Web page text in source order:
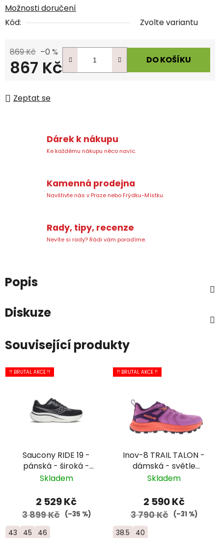
Možnosti doručení
Kód:
Zvolte variantu
869 Kč –0 %
867 Kč DO KOŠÍKU
Zeptat se
Dárek k nákupu
Ke každému nákupu něco navíc.
Kamenná prodejna
Navštivte nás v Praze nebo Frýdku-Místku.
Rady, tipy, recenze
Nevíte si rady? Rádi vám poradíme.
Popis
Diskuze
Související produkty
!! BRUTAL AKCE !!
Saucony RIDE 19 -
pánská - široká -
černá/bílá
Skladem
2 529 Kč
3 899 Kč (–35 %)
43 45 46
!! BRUTAL AKCE !!
Inov-8 TRAIL TALON -
dámská - světle
fialová
Skladem
2 590 Kč
3 790 Kč (–31 %)
38.5 40